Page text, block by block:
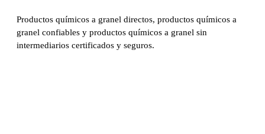
Productos químicos a granel directos, productos químicos a
granel confiables y productos químicos a granel sin
intermediarios certificados y seguros.